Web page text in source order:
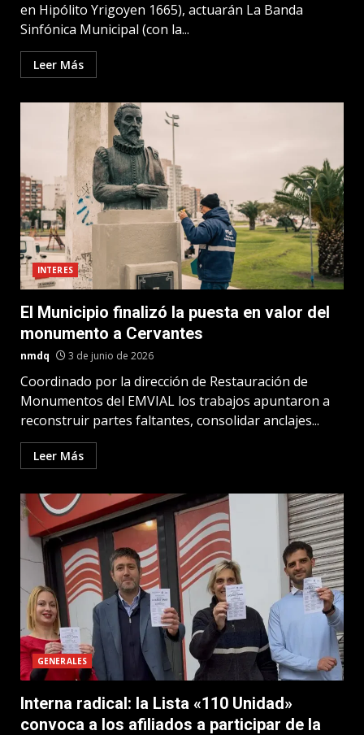
en Hipólito Yrigoyen 1665), actuarán La Banda
Sinfónica Municipal (con la...
Leer Más
INTERES
El Municipio finalizó la puesta en valor del
monumento a Cervantes
nmdq 3 de junio de 2026
Coordinado por la dirección de Restauración de
Monumentos del EMVIAL los trabajos apuntaron a
reconstruir partes faltantes, consolidar anclajes...
Leer Más
GENERALES
Interna radical: la Lista «110 Unidad»
convoca a los afiliados a participar de la